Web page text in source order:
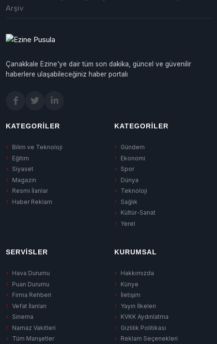
Arşiv
Çanakkale Ezine'ye dair tüm son dakika, güncel ve güvenilir
haberlere ulaşabileceğiniz haber portalı
KATEGORILER
Bilim ve Teknoloji
Eğitim
Siyaset
Magazin
Resmi İlanlar
Haber Reklam
KATEGORILER
Gündem
Ekonomi
Spor
Dünya
Teknoloji
Sağlık
Kültür-Sanat
Yerel
SERVISLER
Hava Durumu
Puan Durumu
Firma Rehberi
Vefat İlanları
Sinema
Namaz Vakitleri
Tüm Manşetler
KURUMSAL
Hakkımızda
Künye
İletişim
Yayın İlkeleri
KVKK Aydınlatma
Gizlilik Politikası
Reklam Seçenekleri